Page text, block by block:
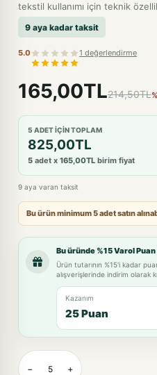
tekstil kullanımı için teknik
9 aya kadar taksit
5.0 1 değerlendirme
165,00TL214,50TL
5 ADET IÇIN TOPLAM
825,00TL
5 adet x 165,00TL birim fiyat
9 aya varan taksit
Bu ürün minimum 5 adet satın
Bu üründe %15 Varol
Ürün tutarının %15'i kadar
alışverişlerinde indirim olarak
Kazanım
25 Puan
− +